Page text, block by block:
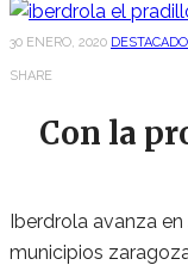
30 ENERO, 2020
SHARE
Con la
Iberdrola avanza
municipios